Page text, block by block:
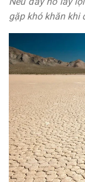
gặp khó khăn khi